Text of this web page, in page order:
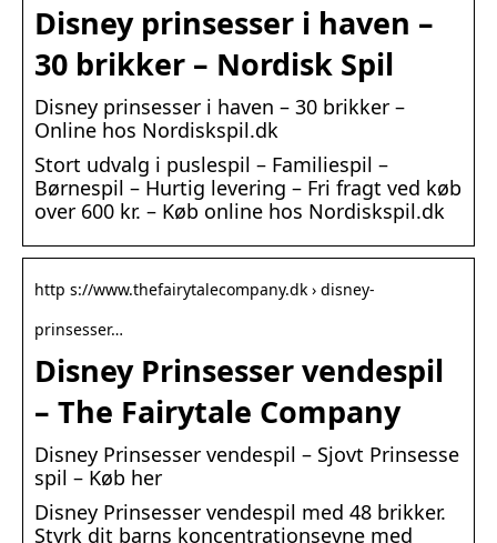
Disney prinsesser i haven –
30 brikker – Nordisk Spil
Disney prinsesser i haven – 30 brikker –
Online hos Nordiskspil.dk
Stort udvalg i puslespil – Familiespil –
Børnespil – Hurtig levering – Fri fragt ved køb
over 600 kr. – Køb online hos Nordiskspil.dk
http s://www.thefairytalecompany.dk › disney-
prinsesser…
Disney Prinsesser vendespil
– The Fairytale Company
Disney Prinsesser vendespil – Sjovt Prinsesse
spil – Køb her
Disney Prinsesser vendespil med 48 brikker.
Styrk dit barns koncentrationsevne med